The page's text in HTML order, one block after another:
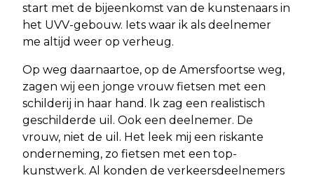
start met de bijeenkomst van de kunstenaars in
het UVV-gebouw. Iets waar ik als deelnemer
me altijd weer op verheug.
Op weg daarnaartoe, op de Amersfoortse weg,
zagen wij een jonge vrouw fietsen met een
schilderij in haar hand. Ik zag een realistisch
geschilderde uil. Ook een deelnemer. De
vrouw, niet de uil. Het leek mij een riskante
onderneming, zo fietsen met een top-
kunstwerk. Al konden de verkeersdeelnemers